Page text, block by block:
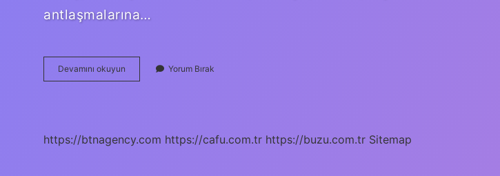
antlaşmalarına…
Devamını okuyun
Vergisi
Yorum Bırak
https://btnagency.com https://cafu.com.tr https://buzu.com.tr Sitemap